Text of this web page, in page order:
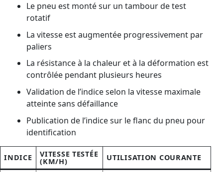
Le pneu est monté sur un tambour de test
rotatif
La vitesse est augmentée progressivement par
paliers
La résistance à la chaleur et à la déformation est
contrôlée pendant plusieurs heures
Validation de l’indice selon la vitesse maximale
atteinte sans défaillance
Publication de l’indice sur le flanc du pneu pour
identification
INDICE VITESSE TESTÉE
(KM/H) UTILISATION COURANTE